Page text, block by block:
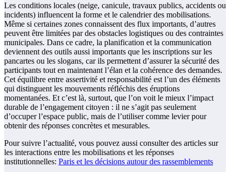
Les conditions locales (neige, canicule, travaux publics, accidents ou
incidents) influencent la forme et le calendrier des mobilisations.
Même si certaines zones connaissent des flux importants, d’autres
peuvent être limitées par des obstacles logistiques ou des contraintes
municipales. Dans ce cadre, la planification et la communication
deviennent des outils aussi importants que les inscriptions sur les
pancartes ou les slogans, car ils permettent d’assurer la sécurité des
participants tout en maintenant l’élan et la cohérence des demandes.
Cet équilibre entre assertivité et responsabilité est l’un des éléments
qui distinguent les mouvements réfléchis des éruptions
momentanées. Et c’est là, surtout, que l’on voit le mieux l’impact
durable de l’engagement citoyen : il ne s’agit pas seulement
d’occuper l’espace public, mais de l’utiliser comme levier pour
obtenir des réponses concrètes et mesurables.
Pour suivre l’actualité, vous pouvez aussi consulter des articles sur
les interactions entre les mobilisations et les réponses
institutionnelles: Paris et les décisions autour des rassemblements